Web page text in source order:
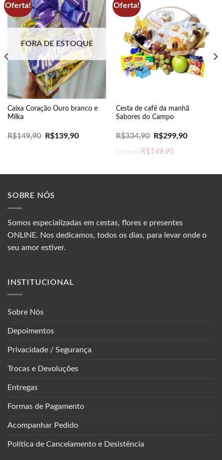
Oferta!
FORA DE ESTOQUE
Caixa Coração Ouro branco e
Milka
R$149,90
O
preço
R$139,90O
Oferta!
Cesta de café da manhã
Sabores do Campo
R$334,90
O
preço
original
era:
R$299,90O
Em 2x de R$149,95
SOBRE NÓS
Somos especializadas em cestas, flores e presentes
ONLINE. Nos dedicamos, todos os dias, para levar onde o
seu amor estiver.
INSTITUCIONAL
Sobre Nós
Depoimentos
Privacidade / Segurança
Trocas e Devoluções
Entregas
Formas de Pagamento
Acompanhar Pedido
Política de Cancelamento e Desistência